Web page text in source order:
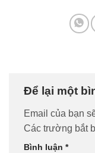
Để lại một
Email của bạn
Các trường bắt
Bình luận *